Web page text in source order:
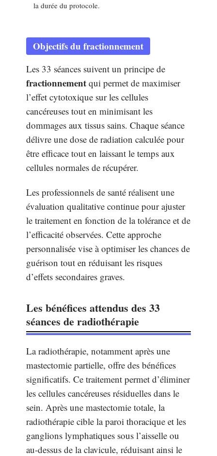
la durée du protocole.
Objectifs du fractionnement
Les 33 séances suivent un principe de
fractionnement qui permet de maximiser
l’effet cytotoxique sur les cellules
cancéreuses tout en minimisant les
dommages aux tissus sains. Chaque séance
délivre une dose de radiation calculée pour
être efficace tout en laissant le temps aux
cellules normales de récupérer.
Les professionnels de santé réalisent une
évaluation qualitative continue pour ajuster
le traitement en fonction de la tolérance et de
l’efficacité observées. Cette approche
personnalisée vise à optimiser les chances de
guérison tout en réduisant les risques
d’effets secondaires graves.
Les bénéfices attendus des 33
séances de radiothérapie
La radiothérapie, notamment après une
mastectomie partielle, offre des bénéfices
significatifs. Ce traitement permet d’éliminer
les cellules cancéreuses résiduelles dans le
sein. Après une mastectomie totale, la
radiothérapie cible la paroi thoracique et les
ganglions lymphatiques sous l’aisselle ou
au-dessus de la clavicule, réduisant ainsi le